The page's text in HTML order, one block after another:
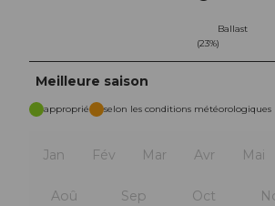
Ballast
(23%)
Meilleure saison
approprié selon les conditions météorologiques
Jan Fév Mar Avr Mai
Aoû Sep Oct